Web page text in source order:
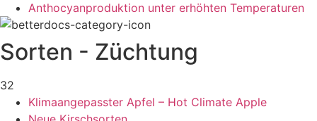
Anthocyanproduktion unter erhöhten Temperaturen
Sorten - Züchtung
32
Klimaangepasster Apfel – Hot Climate Apple